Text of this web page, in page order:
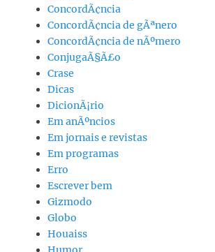
ConcordÃ¢ncia
ConcordÃ¢ncia de gÃªnero
ConcordÃ¢ncia de nÃºmero
ConjugaÃ§Ã£o
Crase
Dicas
DicionÃ¡rio
Em anÃºncios
Em jornais e revistas
Em programas
Erro
Escrever bem
Gizmodo
Globo
Houaiss